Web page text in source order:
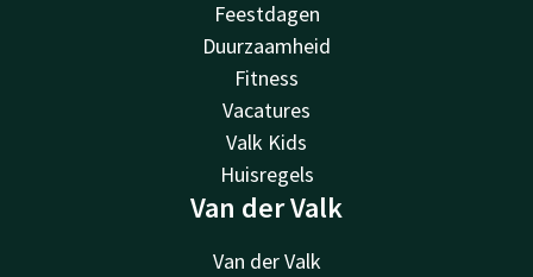
Feestdagen
Duurzaamheid
Fitness
Vacatures
Valk Kids
Huisregels
Van der Valk
Van der Valk